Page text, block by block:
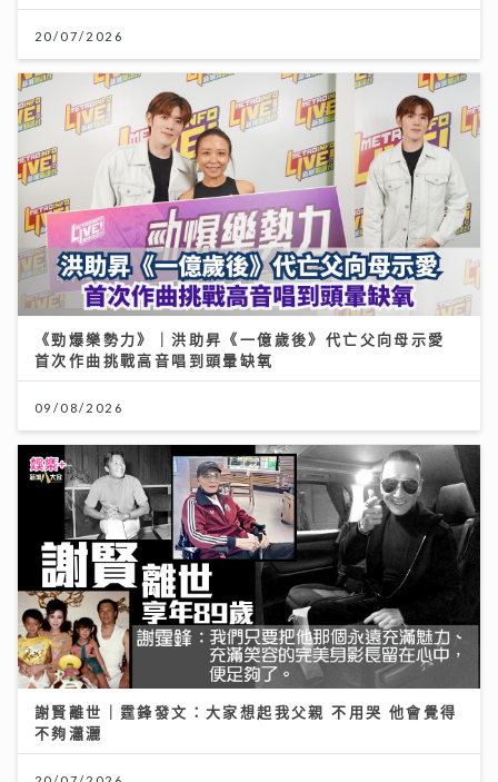
20/07/2026
《勁爆樂勢力》｜洪助昇《一億歲後》代亡父向母示愛
首次作曲挑戰高音唱到頭暈缺氧
09/08/2026
謝賢離世｜霆鋒發文：大家想起我父親 不用哭 他會覺得
不夠瀟灑